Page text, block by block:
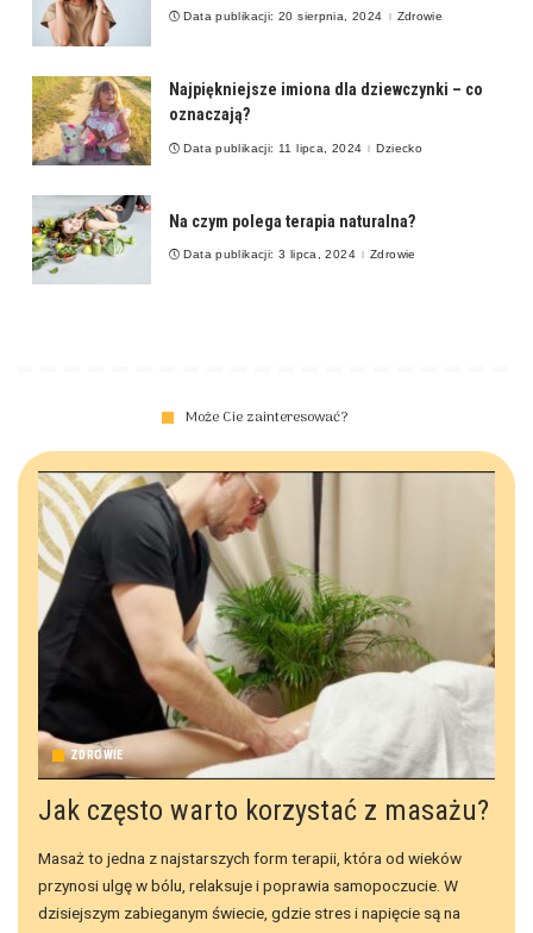
Data publikacji: 20 sierpnia, 2024 Zdrowie
Najpiękniejsze imiona dla dziewczynki – co
oznaczają?
Data publikacji: 11 lipca, 2024 Dziecko
Na czym polega terapia naturalna?
Data publikacji: 3 lipca, 2024 Zdrowie
Może Cie zainteresować?
ZDROWIE
Jak często warto korzystać z masażu?
Masaż to jedna z najstarszych form terapii, która od wieków
przynosi ulgę w bólu, relaksuje i poprawia samopoczucie. W
dzisiejszym zabieganym świecie, gdzie stres i napięcie są na